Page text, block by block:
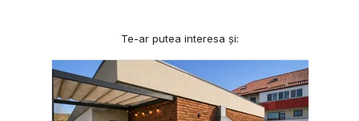
Te-ar putea interesa și: